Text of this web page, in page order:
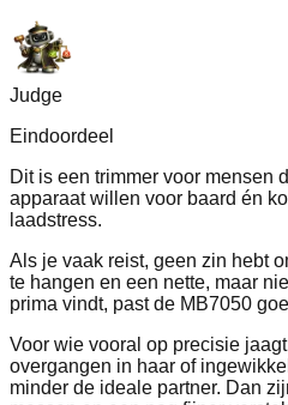
Judge
Eindoordeel
Dit is een trimmer voor mensen
apparaat willen voor baard én
laadstress.
Als je vaak reist, geen zin hebt
te hangen en een nette, maar
prima vindt, past de MB7050
Voor wie vooral op precisie
overgangen in haar of
minder de ideale partner. Dan